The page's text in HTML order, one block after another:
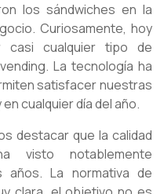
los sándwiches en la
Curiosamente, hoy
casi cualquier tipo de
La tecnología ha
satisfacer nuestras
cualquier día del año.
destacar que la calidad
notablemente
años. La normativa de